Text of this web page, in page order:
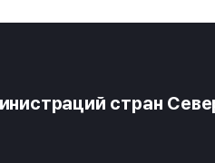
стран